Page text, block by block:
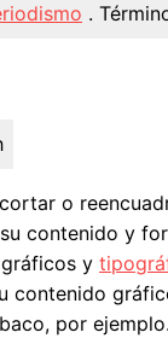
.
o
contenido y
y
contenido
por ejemplo.